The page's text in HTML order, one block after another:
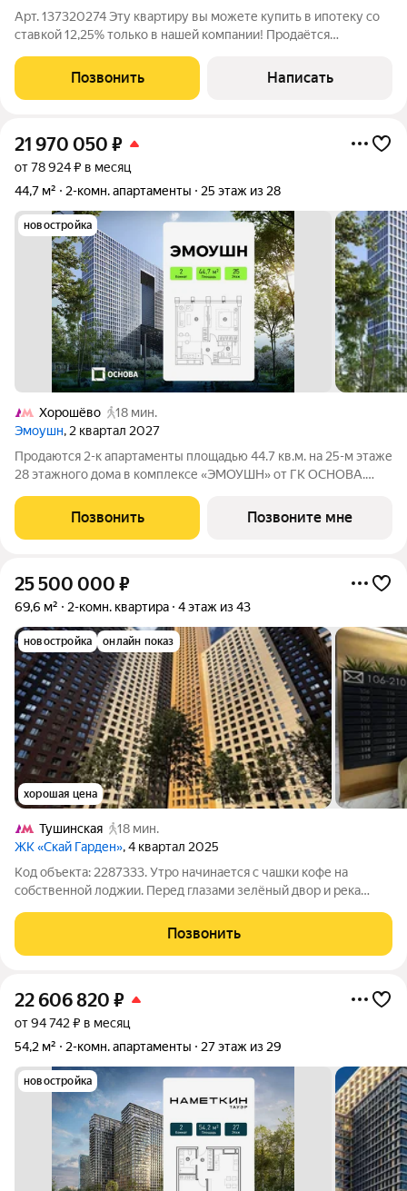
Арт. 137320274 Эту квартиру вы можете купить в ипотеку со
ставкой 12,25% только в нашей компании! Продаётся
«Остров»! Адрес: квартал «Остров 6», корпус 6, секция 2.
Общая площадь: 66,2 м. Год
Позвонить Написать
21 970 050 ₽
от 78 924 ₽ в месяц
44,7 м²
2-комн. апартаменты 25 этаж из 28
новостройка
Хорошёво
18 мин.
Эмоушн, 2 квартал 2027
Продаются 2-к апартаменты площадью 44.7 кв.м. на 25-м этаже
28 этажного дома в комплексе «ЭМОУШН» от ГК ОСНОВА.
бизнес-класса в престижном районе Хорошёво-Мнёвники
(СЗАО), новый выразительный акцент
Позвонить Позвоните мне
25 500 000 ₽
69,6 м² 2-комн. квартира 4 этаж из 43
новостройка онлайн показ
хорошая цена
Тушинская
18 мин.
ЖК «Скай Гарден», 4 квартал 2025
Код объекта: 2287333. Утро начинается с чашки кофе на
собственной лоджии. Перед глазами зелёный двор и река
прогулочная набережная. ДОМ СДАН. КЛЮЧИ НА РУКАХ.
Квартира уже принята с независимым
Позвонить
22 606 820 ₽
от 94 742 ₽ в месяц
54,2 м²
2-комн. апартаменты 27 этаж из 29
новостройка